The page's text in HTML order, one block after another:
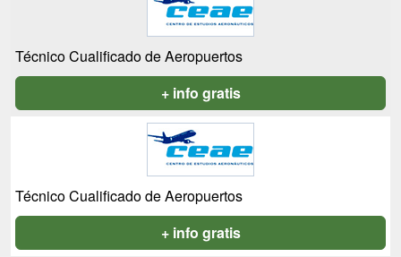
Técnico Cualificado de Aeropuertos
+ info gratis
Técnico Cualificado de Aeropuertos
+ info gratis